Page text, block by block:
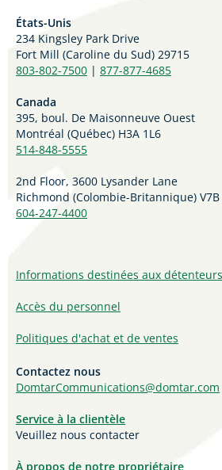
États-Unis
234 Kingsley Park Drive
Fort Mill (Caroline du Sud) 29715
803-802-7500 | 877-877-4685
Canada
395, boul. De Maisonneuve Ouest
Montréal (Québec) H3A 1L6
514-848-5555
2nd Floor, 3600 Lysander Lane
Richmond (Colombie-Britannique)
604-247-4400
Informations destinées aux
Accès du personnel
Politiques d'achat et de ventes
Contactez nous
DomtarCommunications@domtar.com
Service à la clientèle
Veuillez nous contacter
À propos de notre propriétaire